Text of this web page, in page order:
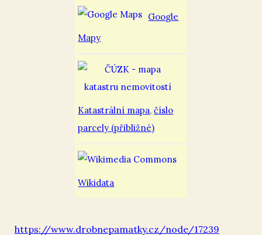
Google
Mapy
Katastrální mapa,číslo
parcely (přibližné)
Wikidata
https://www.drobnepamatky.cz/node/17239